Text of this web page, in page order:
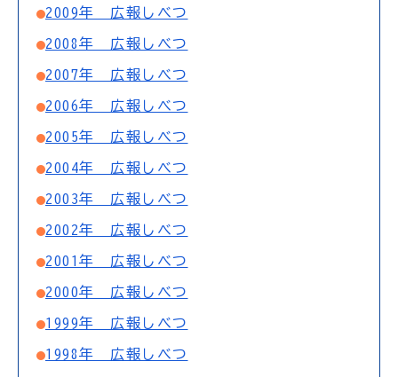
2009年 広報しべつ
2008年 広報しべつ
2007年 広報しべつ
2006年 広報しべつ
2005年 広報しべつ
2004年 広報しべつ
2003年 広報しべつ
2002年 広報しべつ
2001年 広報しべつ
2000年 広報しべつ
1999年 広報しべつ
1998年 広報しべつ